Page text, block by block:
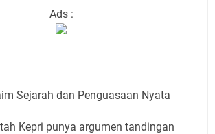
Ads :
Sejarah dan Penguasaan Nyata
Kepri punya argumen tandingan